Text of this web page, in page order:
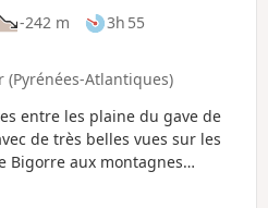
-242 m
3h 55
(Pyrénées-Atlantiques)
entre les plaine du gave de
de très belles vues sur les
Bigorre aux montagnes